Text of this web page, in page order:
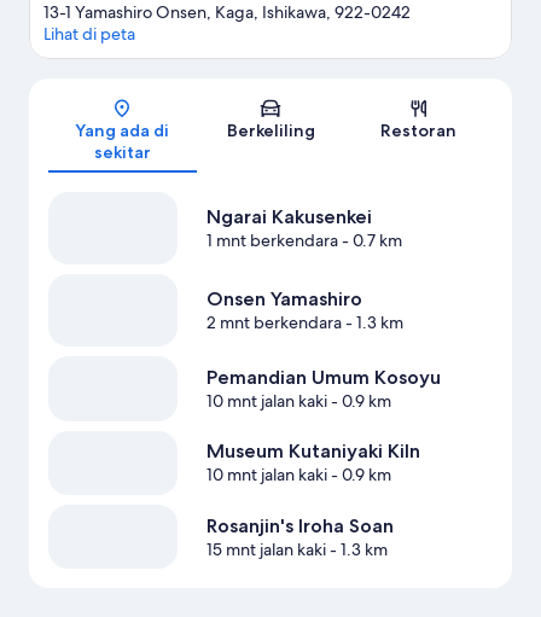
Peta
13-1 Yamashiro Onsen, Kaga, Ishikawa, 922-0242
Lihat di peta
Yang ada di
sekitar
Berkeliling Restoran
Ngarai Kakusenkei
1 mnt berkendara- 0.7 km
Onsen Yamashiro
2 mnt berkendara- 1.3 km
Pemandian Umum Kosoyu
10 mnt jalan kaki- 0.9 km
Museum Kutaniyaki Kiln
10 mnt jalan kaki- 0.9 km
Rosanjin's Iroha Soan
15 mnt jalan kaki- 1.3 km